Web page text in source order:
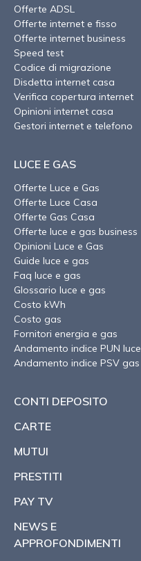
Offerte ADSL
Offerte internet e fisso
Offerte internet business
Speed test
Codice di migrazione
Disdetta internet casa
Verifica copertura internet
Opinioni internet casa
Gestori internet e telefono
LUCE E GAS
Offerte Luce e Gas
Offerte Luce Casa
Offerte Gas Casa
Offerte luce e gas business
Opinioni Luce e Gas
Guide luce e gas
Faq luce e gas
Glossario luce e gas
Costo kWh
Costo gas
Fornitori energia e gas
Andamento indice PUN luce
Andamento indice PSV gas
CONTI DEPOSITO
CARTE
MUTUI
PRESTITI
PAY TV
NEWS E
APPROFONDIMENTI